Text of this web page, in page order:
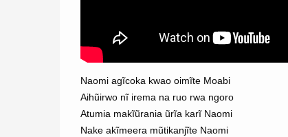
Naomi agĩcoka kwao oimĩte Moabi
Aihũirwo nĩ irema na ruo rwa ngoro
Atumia makĩũrania ũrĩa karĩ Naomi
Nake akĩmeera mũtikanjĩte Naomi